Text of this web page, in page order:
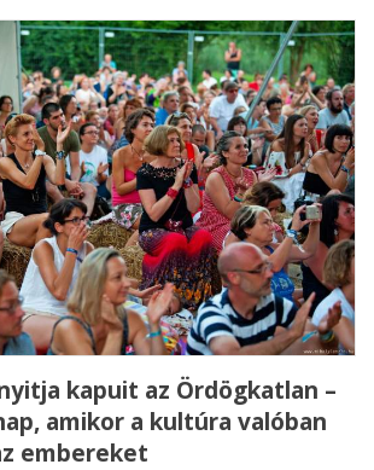
kapuit az Ördögkatlan –
amikor a kultúra valóban
embereket